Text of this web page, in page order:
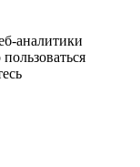
аналитики